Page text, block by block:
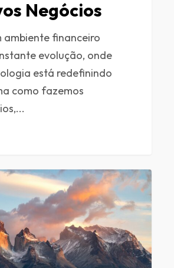
Negócios
ambiente financeiro
evolução, onde
está redefinindo
como fazemos
0